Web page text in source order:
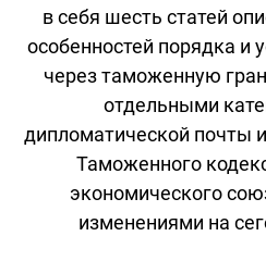
в себя шесть статей
особенностей порядка и
через таможенную
отдельными
дипломатической почты
Таможенного
экономического
изменениями на